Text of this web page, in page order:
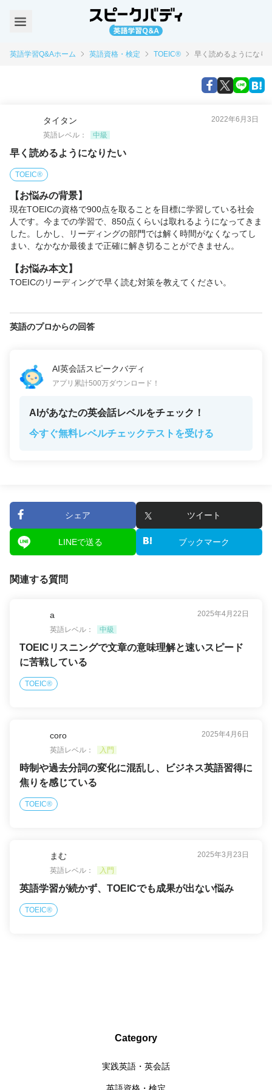
英語学習Q&Aホーム 英語資格・検定 TOEIC® 早く読めるようになり
タイタン
2022年6月3日
英語レベル：
中級
早く読めるようになりたい
TOEIC®
【お悩みの背景】
現在TOEICの資格で900点を取ることを目標に学習している社会
人です。今までの学習で、850点くらいは取れるようになってきま
した。しかし、リーディングの部門では解く時間がなくなってし
まい、なかなか最後まで正確に解き切ることができません。
【お悩み本文】
TOEICのリーディングで早く読む対策を教えてください。
英語のプロからの回答
AI英会話スピークバディ
アプリ累計500万ダウンロード！
AIがあなたの英会話レベルをチェック！
今すぐ無料レベルチェックテストを受ける
シェア ツイート
LINEで送る ブックマーク
関連する質問
a
2025年4月22日
英語レベル：
中級
TOEICリスニングで文章の意味理解と速いスピード
に苦戦している
TOEIC®
coro
2025年4月6日
英語レベル：
入門
時制や過去分詞の変化に混乱し、ビジネス英語習得に
焦りを感じている
TOEIC®
まむ
2025年3月23日
英語レベル：
入門
英語学習が続かず、TOEICでも成果が出ない悩み
TOEIC®
Category
実践英語・英会話